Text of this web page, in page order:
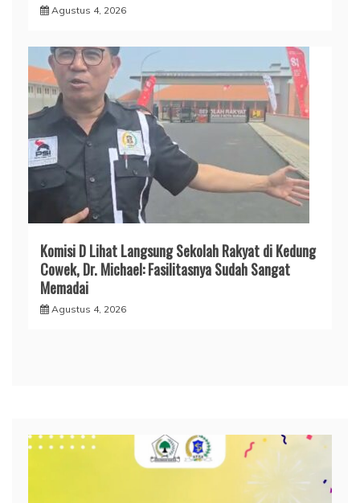
Agustus 4, 2026
Komisi D Lihat Langsung Sekolah Rakyat di Kedung
Cowek, Dr. Michael: Fasilitasnya Sudah Sangat
Memadai
Agustus 4, 2026